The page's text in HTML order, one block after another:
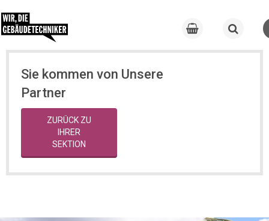
Sie kommen von Unsere
Partner
ZURÜCK ZU
IHRER
SEKTION